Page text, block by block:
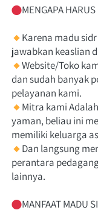
MENGAPA
Karena madu
jawabkan keaslian
Website/Toko
dan sudah banyak
pelayanan kami.
Mitra kami
yaman, beliau ini
memiliki keluarga
Dan langsung
perantara
lainnya.
MANFAAT MADU